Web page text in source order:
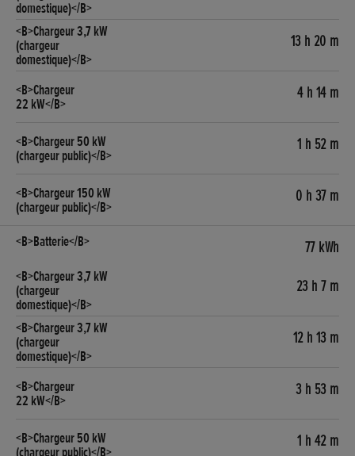
13 h 20 m
4 h 14 m
1 h 52 m
0 h 37 m
77 kWh
23 h 7 m
12 h 13 m
3 h 53 m
1 h 42 m